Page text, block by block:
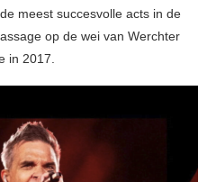
meest succesvolle acts in de
op de wei van Werchter
in 2017.